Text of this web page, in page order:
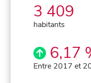
3 409
habitants
6,17
Entre 2017 et